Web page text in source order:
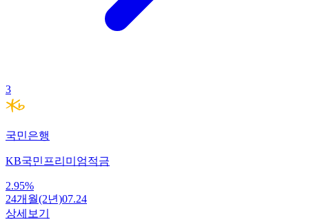
3
국민은행
KB국민프리미엄적금
2.95%
24개월(2년)07.24
상세보기